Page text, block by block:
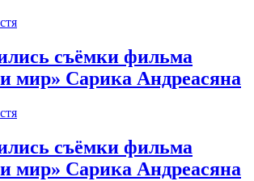
съёмки фильма
мир» Сарика Андреасяна
съёмки фильма
мир» Сарика Андреасяна